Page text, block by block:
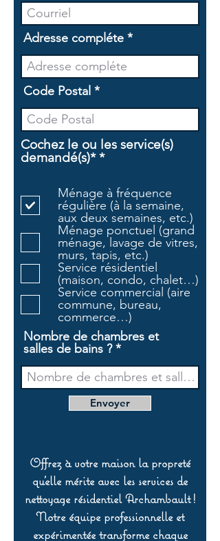
Adresse compléte
Code Postal
Cochez le ou les service(s)
demandé(s)* *O
g
a
t
o
i
r
e
Ménage à fréquence
régulière (à la semaine,
aux deux semaines, etc.)
Ménage ponctuel (grand
ménage, lavage de vitres,
murs, tapis, etc.)
Service résidentiel
(maison, condo, chalet…)
Service commercial (aire
commune, bureau,
commerce…)
Nombre de chambres et
salles de bains ?
Envoyer
Offrez à votre maison la propreté
qu’elle mérite avec les services de
nettoyage résidentiel Archambault !
Notre équipe professionnelle et
expérimentée transforme chaque